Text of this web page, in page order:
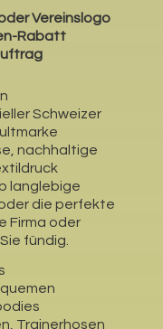
Vereinslogo
Rabatt
Schweizer
nachhaltige
langlebige
die perfekte
Firma oder
fündig.
Trainerhosen